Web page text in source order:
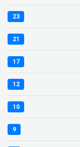
23
21
17
12
10
9